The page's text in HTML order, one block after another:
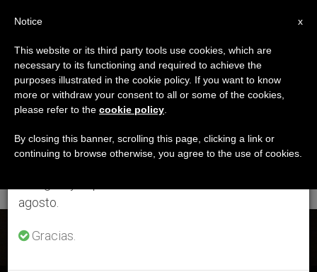
ETIQUETA
Posts Tagged
‘semana De Oración
Por La Patria’
ÚLTIMAS NOTICIAS
×
Aviso importante
Del 27 de julio al 7 de agosto haremos la pausa
anual, aprovechando que en el periodo de verano
se generan menos informaciones y también el
agosto.
Gracias.
x
Notice
This website or its third party tools use cookies, which are
necessary to its functioning and required to achieve the
purposes illustrated in the cookie policy. If you want to know
more or withdraw your consent to all or some of the cookies,
please refer to the cookie policy
By closing this banner, scrolling this page, clicking a link or
continuing to browse otherwise, you agree to the use of cookies.